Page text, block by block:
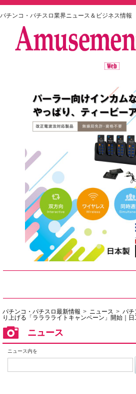
パチンコ・パチスロ業界ニュース＆ビジネス情報
パチンコ・パチスロ最新情報 ニュース
パチ
り上げる「ラララライトキャンペーン」開始｜日
ニュース
ニュース内を